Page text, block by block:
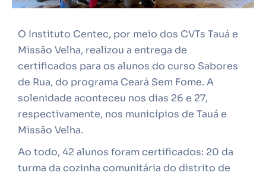
O Instituto Centec, por meio dos CVTs Tauá e
Missão Velha, realizou a entrega de
certificados para os alunos do curso Sabores
de Rua, do programa Ceará Sem Fome. A
solenidade aconteceu nos dias 26 e 27,
respectivamente, nos municípios de Tauá e
Missão Velha.
Ao todo, 42 alunos foram certificados: 20 da
turma da cozinha comunitária do distrito de